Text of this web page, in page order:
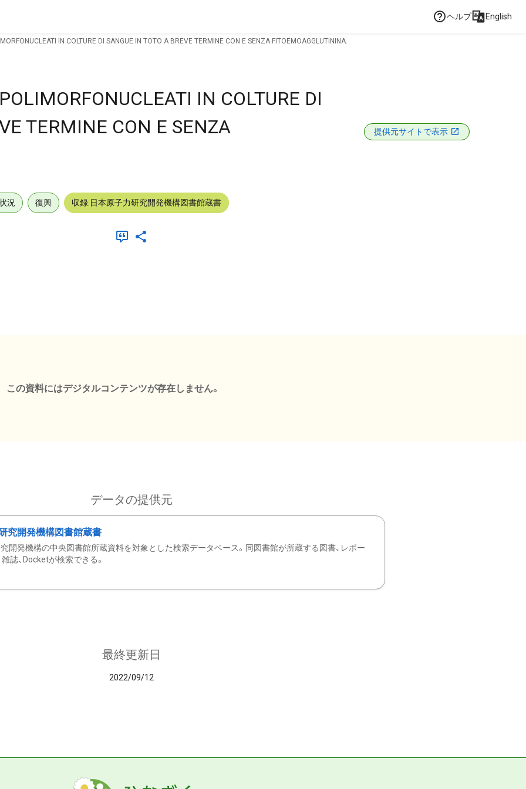
ヘルプ English
IN COLTURE DI SANGUE IN TOTO A BREVE TERMINE CON E SENZA FITOEMOAGGLUTININA.
IN COLTURE DI
TERMINE CON E SENZA
提供元サイトで表示
況 復興 収録:日本原子力研究開発機構図書館蔵書
この資料にはデジタルコンテンツが存在しません。
データの提供元
究開発機構図書館蔵書
開発機構の中央図書館所蔵資料を対象とした検索データベース。同図書館が所蔵する図書、レポー
雑誌、Docketが検索できる。
最終更新日
2022/09/12